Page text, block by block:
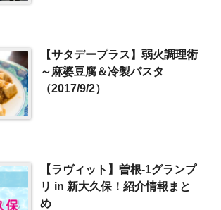
【サタデープラス】弱火調理術
～麻婆豆腐＆冷製パスタ
（2017/9/2）
【ラヴィット】曽根-1グランプ
リ in 新大久保！紹介情報まと
め